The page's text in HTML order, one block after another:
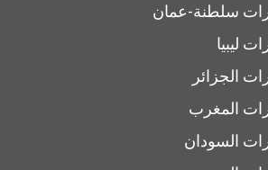
سلطنة-عمان
ليبيا
الجزائر
المغرب
السودان